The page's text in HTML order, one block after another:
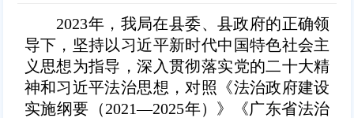
2023年，我局在县委、县政府的正确领
导下，坚持以习近平新时代中国特色社会主
义思想为指导，深入贯彻落实党的二十大精
神和习近平法治思想，对照《法治政府建设
实施纲要（2021—2025年）》《广东省法治